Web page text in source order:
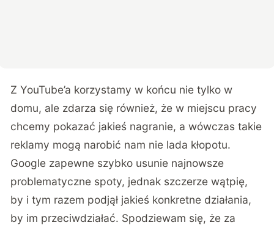
Z YouTube’a korzystamy w końcu nie tylko w
domu, ale zdarza się również, że w miejscu pracy
chcemy pokazać jakieś nagranie, a wówczas takie
reklamy mogą narobić nam nie lada kłopotu.
Google zapewne szybko usunie najnowsze
problematyczne spoty, jednak szczerze wątpię,
by i tym razem podjął jakieś konkretne działania,
by im przeciwdziałać. Spodziewam się, że za